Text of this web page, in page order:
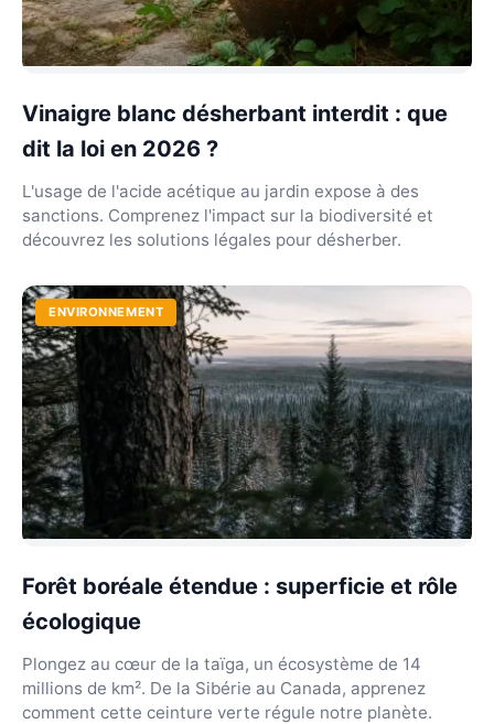
Vinaigre blanc désherbant interdit : que
dit la loi en 2026 ?
L'usage de l'acide acétique au jardin expose à des
sanctions. Comprenez l'impact sur la biodiversité et
découvrez les solutions légales pour désherber.
ENVIRONNEMENT
Forêt boréale étendue : superficie et rôle
écologique
Plongez au cœur de la taïga, un écosystème de 14
millions de km². De la Sibérie au Canada, apprenez
comment cette ceinture verte régule notre planète.